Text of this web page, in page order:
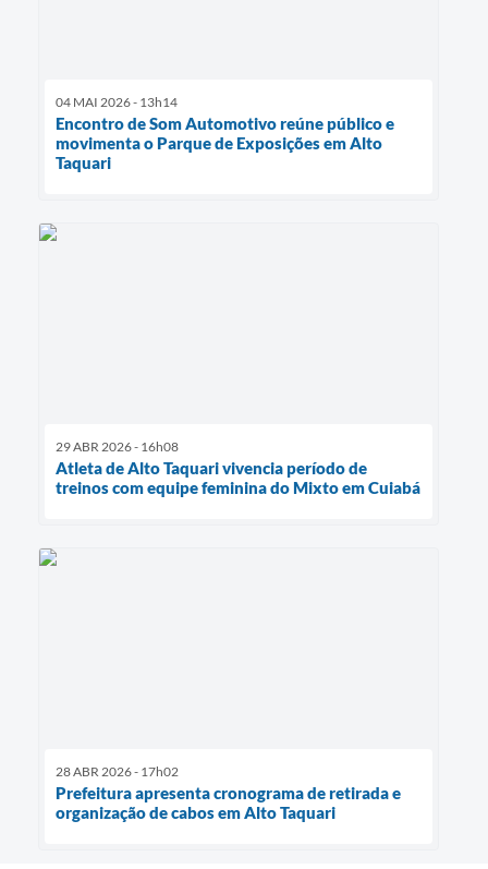
04 MAI 2026 - 13h14
Encontro de Som Automotivo reúne público e
movimenta o Parque de Exposições em Alto
Taquari
29 ABR 2026 - 16h08
Atleta de Alto Taquari vivencia período de
treinos com equipe feminina do Mixto em Cuiabá
28 ABR 2026 - 17h02
Prefeitura apresenta cronograma de retirada e
organização de cabos em Alto Taquari